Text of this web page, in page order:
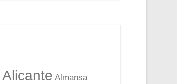
Alicante Almansa